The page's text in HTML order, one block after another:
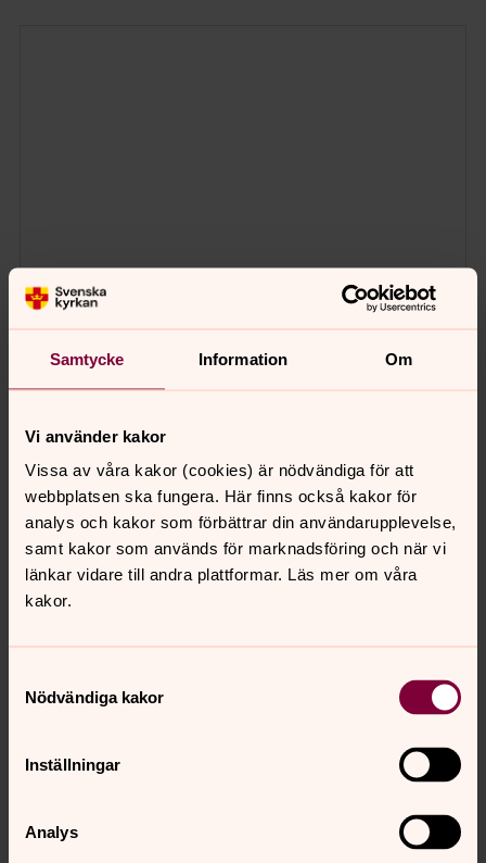
Samtycke Information Om
Vi använder kakor
Vissa av våra kakor (cookies) är nödvändiga för att
webbplatsen ska fungera. Här finns också kakor för
analys och kakor som förbättrar din användarupplevelse,
samt kakor som används för marknadsföring och när vi
länkar vidare till andra plattformar. Läs mer om våra
kakor.
Nödvändiga kakor
Inställningar
Analys